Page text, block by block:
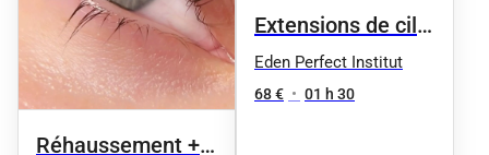
Réhaussement +
Extensions de cils
cil à cil effet
naturel
Eden Perfect Institut
68 € • 01 h 30